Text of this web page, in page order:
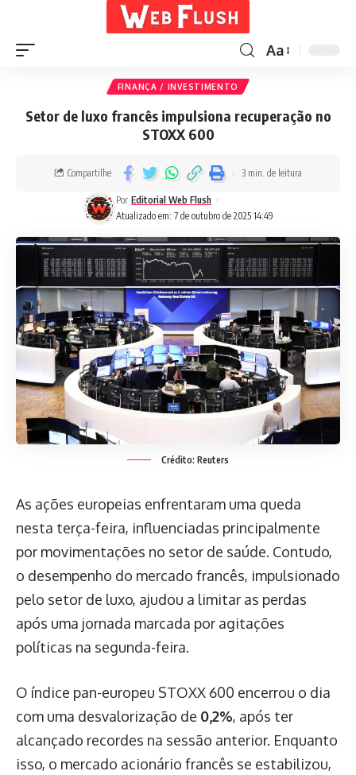
Aa
FINANÇA / INVESTIMENTO
Setor de luxo francês impulsiona recuperação no
STOXX 600
Atualizado em: 7 de outubro de 2025 14:49
Por Editorial Web Flush
Compartilhe 3 min. de leitura
Crédito: Reuters
As ações europeias enfrentaram uma queda
nesta terça-feira, influenciadas principalmente
por movimentações no setor de saúde. Contudo,
o desempenho do mercado francês, impulsionado
pelo setor de luxo, ajudou a limitar as perdas
após uma jornada marcada por agitações
políticas na segunda-feira.
O índice pan-europeu STOXX 600 encerrou o dia
com uma desvalorização de 0,2%, após ter
alcançado recordes na sessão anterior. Enquanto
isso, o mercado acionário francês se estabilizou,